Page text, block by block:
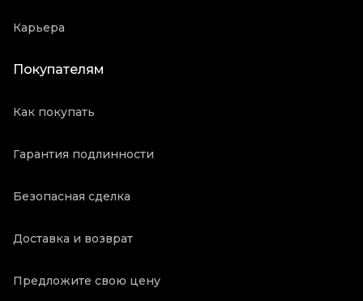
Карьера
Покупателям
Как покупать
Гарантия подлинности
Безопасная сделка
Доставка и возврат
Предложите свою цену